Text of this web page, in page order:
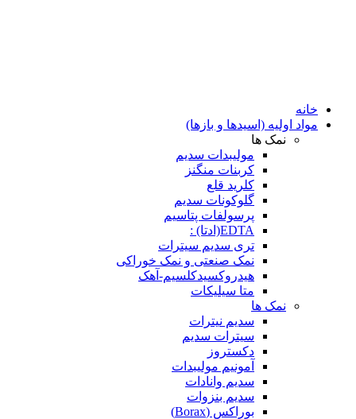
خانه
مواد اولیه (اسیدها و بازها)
نمک ها
مولیبدات سدیم
کربنات منگنز
کلرید قلع
گلوکونات سدیم
پرسولفات پتاسیم
EDTA(ادتا) :
تری سدیم سیترات
نمک صنعتی و نمک خوراکی
هیدروکسیدکلسیم-آهک
متا سیلیکات
نمک ها
سدیم نیترات
سیترات سدیم
دکستروز
آمونیم مولیبدات
سدیم وانادات
سدیم بنزوات
بوراکس (Borax)